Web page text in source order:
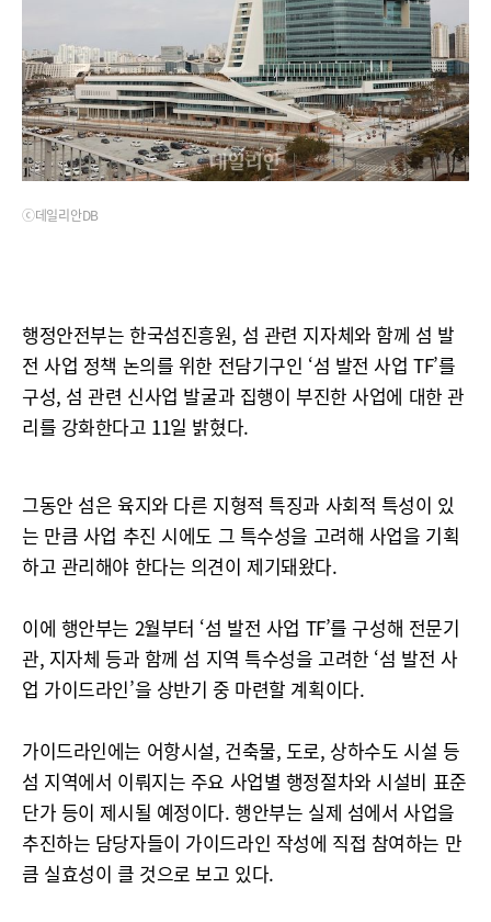
ⓒ데일리안DB
행정안전부는 한국섬진흥원, 섬 관련 지자체와 함께 섬 발
전 사업 정책 논의를 위한 전담기구인 ‘섬 발전 사업 TF’를
구성, 섬 관련 신사업 발굴과 집행이 부진한 사업에 대한 관
리를 강화한다고 11일 밝혔다.
그동안 섬은 육지와 다른 지형적 특징과 사회적 특성이 있
는 만큼 사업 추진 시에도 그 특수성을 고려해 사업을 기획
하고 관리해야 한다는 의견이 제기돼왔다.
이에 행안부는 2월부터 ‘섬 발전 사업 TF’를 구성해 전문기
관, 지자체 등과 함께 섬 지역 특수성을 고려한 ‘섬 발전 사
업 가이드라인’을 상반기 중 마련할 계획이다.
가이드라인에는 어항시설, 건축물, 도로, 상하수도 시설 등
섬 지역에서 이뤄지는 주요 사업별 행정절차와 시설비 표준
단가 등이 제시될 예정이다. 행안부는 실제 섬에서 사업을
추진하는 담당자들이 가이드라인 작성에 직접 참여하는 만
큼 실효성이 클 것으로 보고 있다.